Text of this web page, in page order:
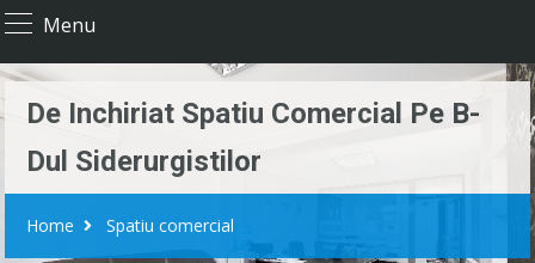
Menu
De Inchiriat Spatiu Comercial Pe B-
Dul Siderurgistilor
Home Spatiu comercial